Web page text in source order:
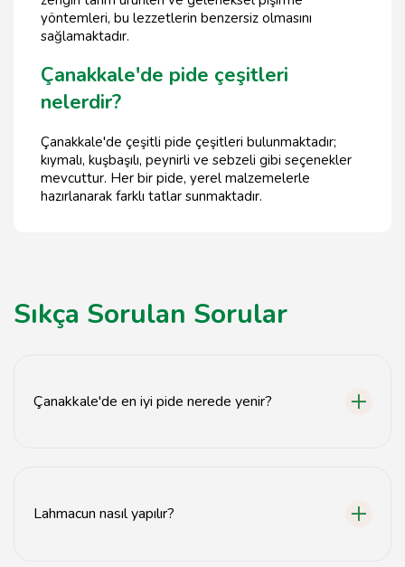
yöntemleri, bu lezzetlerin benzersiz olmasını
sağlamaktadır.
Çanakkale'de pide çeşitleri
nelerdir?
Çanakkale'de çeşitli pide çeşitleri bulunmaktadır;
kıymalı, kuşbaşılı, peynirli ve sebzeli gibi seçenekler
mevcuttur. Her bir pide, yerel malzemelerle
hazırlanarak farklı tatlar sunmaktadır.
Sıkça Sorulan Sorular
Çanakkale'de en iyi pide nerede yenir?
Lahmacun nasıl yapılır?